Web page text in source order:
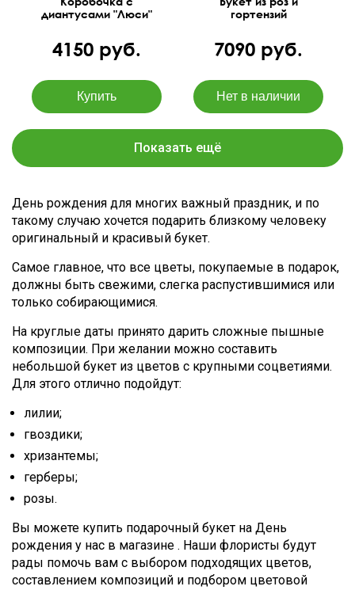
диантусами "Люси"
4150 руб.
гортензий
7090 руб.
Показать ещё
День рождения для многих важный праздник, и по
такому случаю хочется подарить близкому человеку
оригинальный и красивый букет.
Самое главное, что все цветы, покупаемые в подарок,
должны быть свежими, слегка распустившимися или
только собирающимися.
На круглые даты принято дарить сложные пышные
композиции. При желании можно составить
небольшой букет из цветов с крупными соцветиями.
Для этого отлично подойдут:
лилии;
гвоздики;
хризантемы;
герберы;
розы.
Вы можете купить подарочный букет на День
рождения у нас в магазине . Наши флористы будут
рады помочь вам с выбором подходящих цветов,
составлением композиций и подбором цветовой